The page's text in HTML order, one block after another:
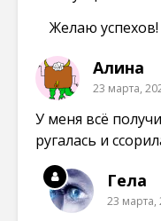
Желаю успехов!
Алина
23 марта,
У меня всё
ругалась и
Гела
23 марта,